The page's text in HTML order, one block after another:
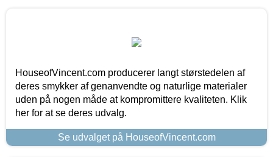
HouseofVincent.com producerer langt størstedelen af
deres smykker af genanvendte og naturlige materialer
uden på nogen måde at kompromittere kvaliteten. Klik
her for at se deres udvalg.
Se udvalget på HouseofVincent.com